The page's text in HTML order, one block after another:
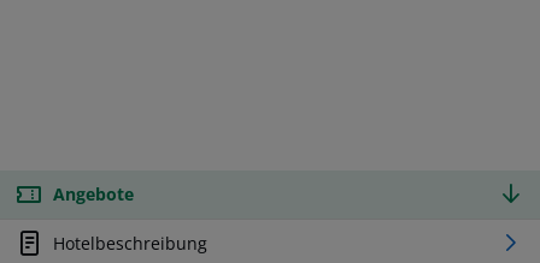
Angebote
Hotelbeschreibung